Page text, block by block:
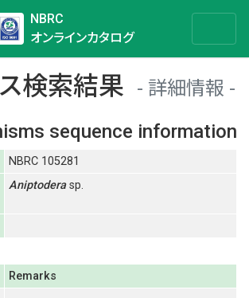
NBRC
オンラインカタログ
検索結果
詳細情報
sequence information
NBRC 105281
Aniptoderasp.
Remarks